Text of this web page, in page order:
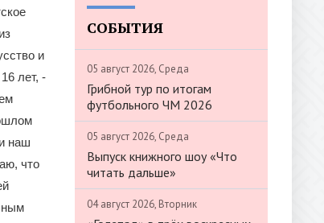
и
лет, -
наш
что
СОБЫТИЯ
05 август 2026, Среда
Грибной тур по итогам
футбольного ЧМ 2026
05 август 2026, Среда
Выпуск книжного шоу «Что
читать дальше»
04 август 2026, Вторник